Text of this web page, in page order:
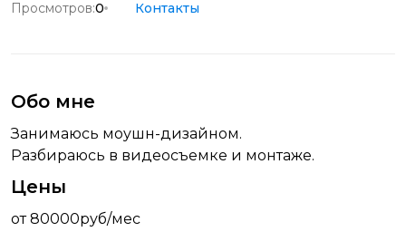
Просмотров:0 Контакты
Обо мне
Занимаюсь моушн-дизайном.
Разбираюсь в видеосъемке и монтаже.
Цены
от 80000руб/мес